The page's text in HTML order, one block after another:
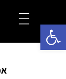
פתח סרגל נגישות